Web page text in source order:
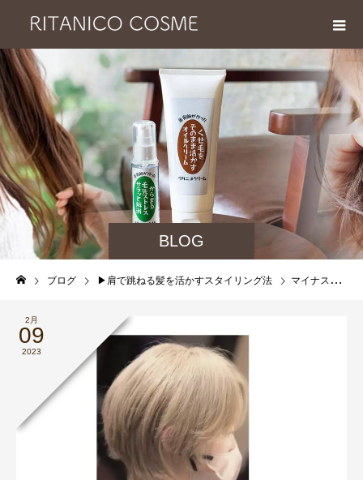
BLOG
ブログ ▶︎肩で跳ねる髪を活かすスタイリング法 マイナスでしかなかった肩で跳ねる髪を活かしたら前向きになれますよ！
2月
09
2023